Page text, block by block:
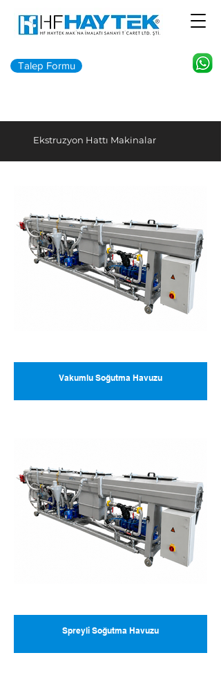
Talep Formu
Ekstruzyon Hattı Makinalar
Vakumlu Soğutma Havuzu
Spreyli Soğutma Havuzu